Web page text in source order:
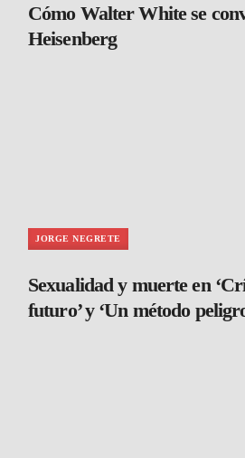
Cómo Walter White se
Heisenberg
JORGE NEGRETE
Sexualidad y muerte en
futuro’ y ‘Un método